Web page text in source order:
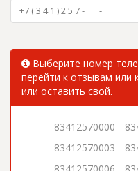
Выберите номер
перейти к отзывам или
или оставить свой.
83412570000
83412570003